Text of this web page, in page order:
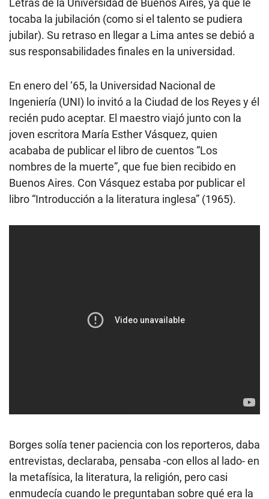
Letras de la Universidad de Buenos Aires, ya que le
tocaba la jubilación (como si el talento se pudiera
jubilar). Su retraso en llegar a Lima antes se debió a
sus responsabilidades finales en la universidad.
En enero del ‘65, la Universidad Nacional de
Ingeniería (UNI) lo invitó a la Ciudad de los Reyes y él
recién pudo aceptar. El maestro viajó junto con la
joven escritora María Esther Vásquez, quien
acababa de publicar el libro de cuentos “Los
nombres de la muerte”, que fue bien recibido en
Buenos Aires. Con Vásquez estaba por publicar el
libro “Introducción a la literatura inglesa” (1965).
Borges solía tener paciencia con los reporteros, daba
entrevistas, declaraba, pensaba -con ellos al lado- en
la metafísica, la literatura, la religión, pero casi
enmudecía cuando le preguntaban sobre qué era la